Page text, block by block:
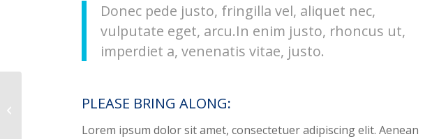
Donec pede justo, fringilla vel, aliquet nec,
vulputate eget, arcu.In enim justo, rhoncus ut,
imperdiet a, venenatis vitae, justo.
PLEASE BRING ALONG:
Lorem ipsum dolor sit amet, consectetuer adipiscing elit. Aenean